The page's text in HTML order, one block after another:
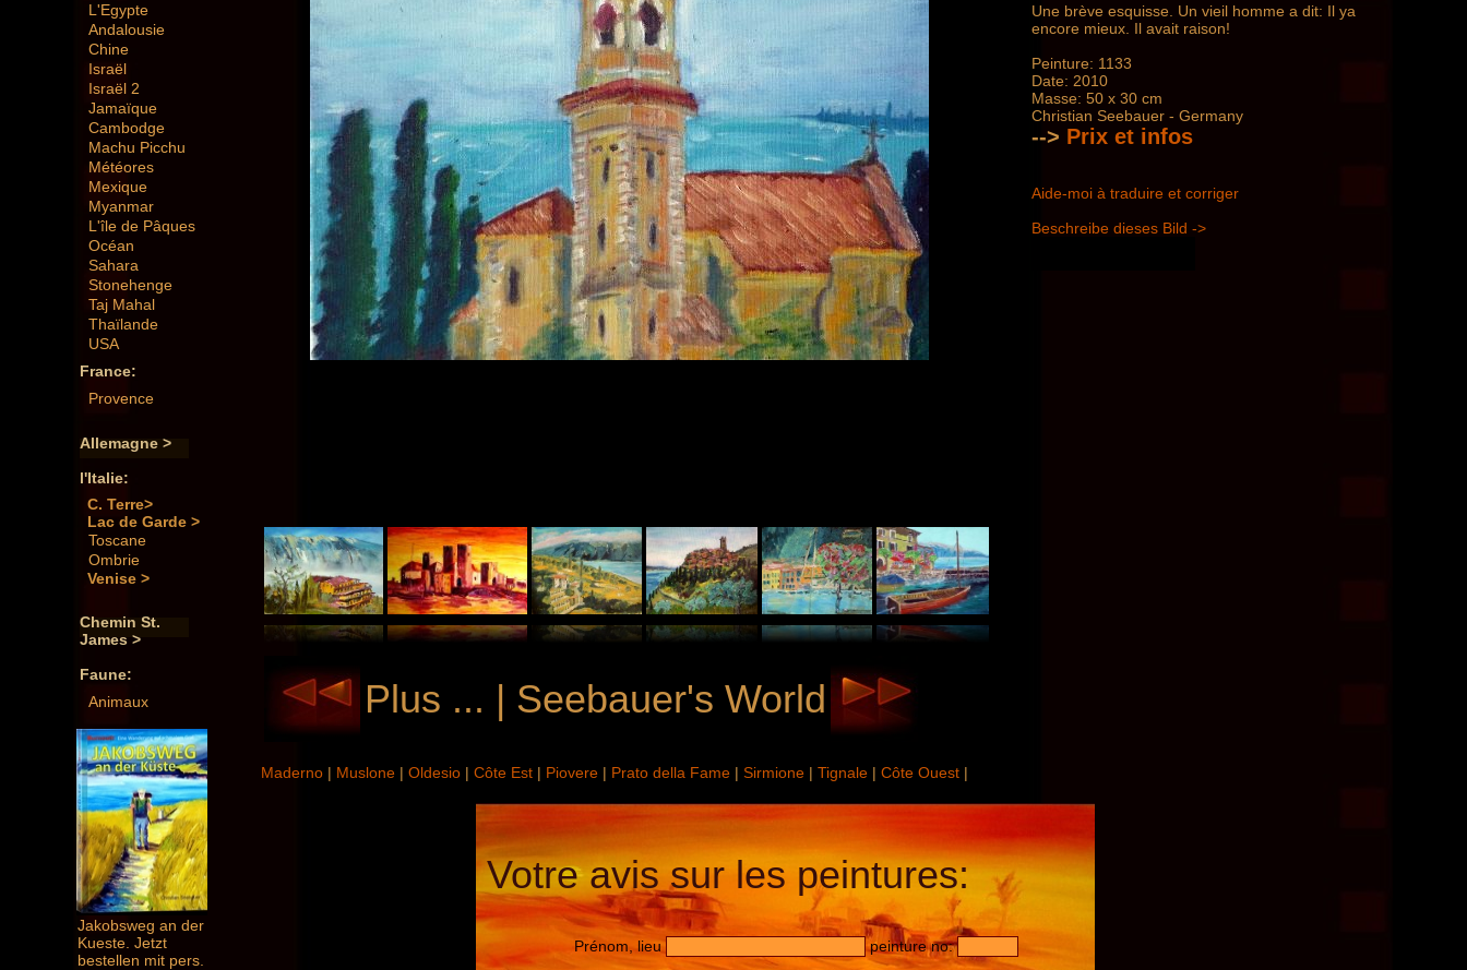
L'Egypte
Andalousie
Chine
Israël
Israël 2
Jamaïque
Cambodge
Machu Picchu
Météores
Mexique
Myanmar
L'île de Pâques
Océan
Sahara
Stonehenge
Taj Mahal
Thaïlande
USA
France:
Provence
Allemagne >
l'Italie:
C. Terre>
Lac de Garde >
Toscane
Ombrie
Venise >
Chemin St.
James >
Faune:
Animaux
Jakobsweg an der
Kueste. Jetzt
bestellen mit pers.
Une brève esquisse. Un vieil homme a dit: Il ya
encore mieux. Il avait raison!
Peinture: 1133
Date: 2010
Masse: 50 x 30 cm
Christian Seebauer - Germany
--> Prix ​​et infos
Aide-moi à traduire et corriger
Beschreibe dieses Bild ->
Plus ... | Seebauer's World
Maderno | Muslone |Oldesio |Côte Est | Piovere | Prato della Fame |Sirmione |Tignale |Côte Ouest |
Votre avis sur les peintures:
Prénom, lieu peinture no: